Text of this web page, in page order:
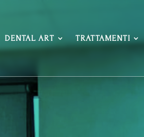
DENTAL ART TRATTAMENTI